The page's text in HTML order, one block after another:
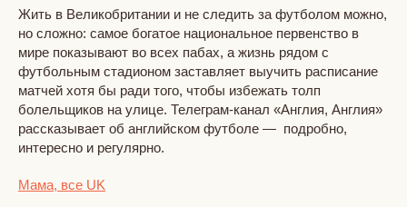
Жить в Великобритании и не следить за футболом можно,
но сложно: самое богатое национальное первенство в
мире показывают во всех пабах, а жизнь рядом с
футбольным стадионом заставляет выучить расписание
матчей хотя бы ради того, чтобы избежать толп
болельщиков на улице. Телеграм-канал «Англия, Англия»
рассказывает об английском футболе — подробно,
интересно и регулярно.
Мама, все UK